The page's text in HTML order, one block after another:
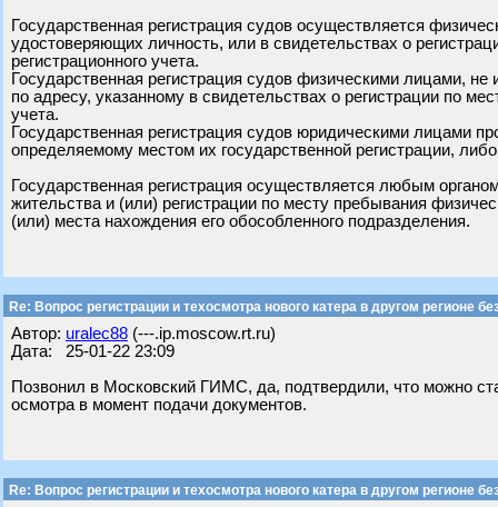
Государственная регистрация судов осуществляется
удостоверяющих личность, или в свидетельствах о
регистрационного учета.
Государственная регистрация судов физическими лицами,
по адресу, указанному в свидетельствах о регистрации по
учета.
Государственная регистрация судов юридическими лицами
определяемому местом их государственной регистрации,
Государственная регистрация осуществляется любым
жительства и (или) регистрации по месту пребывания
(или) места нахождения его обособленного подразделения.
Re: Вопрос регистрации и техосмотра нового катера в другом регионе
Автор: uralec88 (---.ip.moscow.rt.ru)
Дата: 25-01-22 23:09
Позвонил в Московский ГИМС, да, подтвердили, что можно
осмотра в момент подачи документов.
Re: Вопрос регистрации и техосмотра нового катера в другом регионе